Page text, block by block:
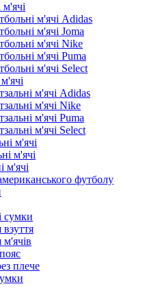
м'ячі Adidas
м'ячі Joma
м'ячі Nike
м'ячі Puma
м'ячі Select
м'ячі Adidas
м'ячі Nike
м'ячі Puma
м'ячі Select
м'ячі
м'ячі
м'ячі
футболу
сумки
плече